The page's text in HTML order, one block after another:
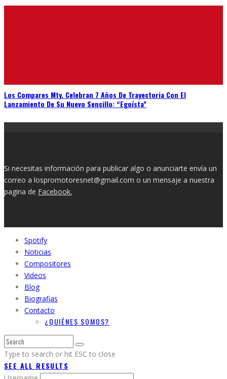
Los Compares Mty. Celebran 7 Años De Trayectoria Con El
Lanzamiento De Su Nuevo Sencillo: “Egoísta”
Si necesitas información para publicar algo o anunciarte envía un
correo a lospromotoresnet@gmail.com o un mensaje a nuestra
pagina de Facebook.
Spotify
Noticias
Compositores
Videos
Blog
Biografias
Contacto
¿QUIÉNES SOMOS?
Type to search or hit ESC to close
SEE ALL RESULTS